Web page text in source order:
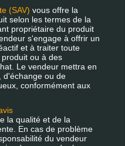
(SAV) vous offre la
selon les termes de la
propriétaire du produit
s'engage à offrir un
et à traiter toute
ou à des
Le vendeur mettra en
d'échange ou de
conformément aux
la qualité et de la
En cas de problème
du vendeur